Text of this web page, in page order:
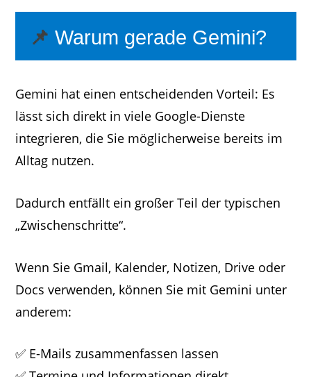
📌 Warum gerade Gemini?
Gemini hat einen entscheidenden Vorteil: Es
lässt sich direkt in viele Google-Dienste
integrieren, die Sie möglicherweise bereits im
Alltag nutzen.
Dadurch entfällt ein großer Teil der typischen
„Zwischenschritte“.
Wenn Sie Gmail, Kalender, Notizen, Drive oder
Docs verwenden, können Sie mit Gemini unter
anderem:
✅ E-Mails zusammenfassen lassen